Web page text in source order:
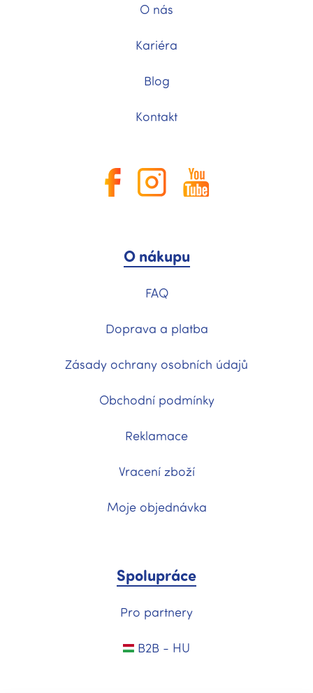
O nás
Kariéra
Blog
Kontakt
O nákupu
FAQ
Doprava a platba
Zásady ochrany osobních údajů
Obchodní podmínky
Reklamace
Vracení zboží
Moje objednávka
Spolupráce
Pro partnery
B2B - HU